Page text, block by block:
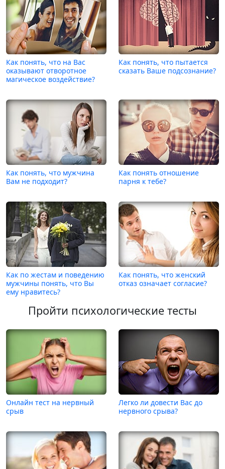
Как понять, что на Вас
оказывают отворотное
магическое воздействие?
Как понять, что пытается
сказать Ваше подсознание?
Как понять, что мужчина
Вам не подходит?
Как понять отношение
парня к тебе?
Как по жестам и поведению
мужчины понять, что Вы
ему нравитесь?
Как понять, что женский
отказ означает согласие?
Пройти психологические тесты
Онлайн тест на нервный
срыв
Легко ли довести Вас до
нервного срыва?